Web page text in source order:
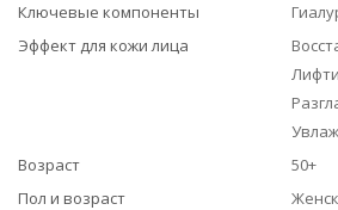
Ключевые компоненты
Эффект для кожи лица
Возраст
50+
Пол и возраст